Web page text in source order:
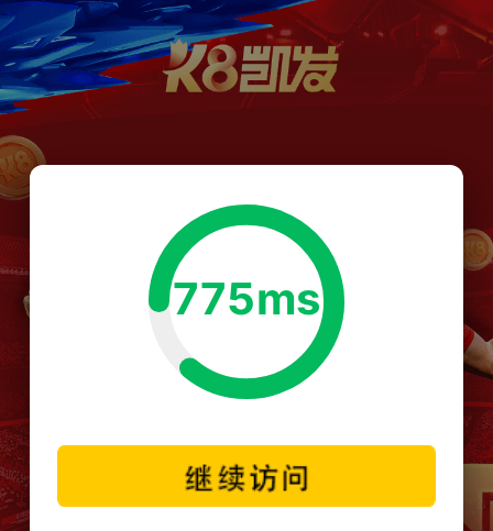
775ms